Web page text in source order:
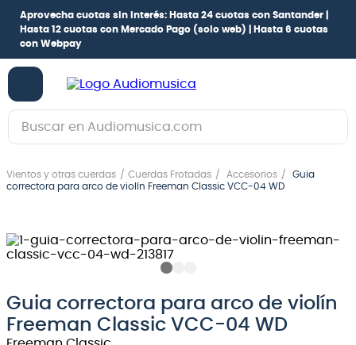
Aprovecha cuotas sin interés: Hasta 24 cuotas con Santander |
Hasta 12 cuotas con Mercado Pago (solo web) |
Hasta 6 cuotas
con Webpay
Buscar en Audiomusica.com
Vientos y otras cuerdas Cuerdas Frotadas Accesorios
Guia
correctora para arco de violín Freeman Classic VCC-04 WD
Guia correctora para arco de violín
Freeman Classic VCC-04 WD
1.
guitarra electrica
3.
guitarra electroacústica
5 .
amplificador
6.
guitarra